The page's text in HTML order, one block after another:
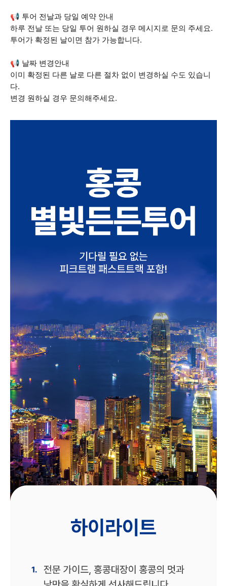
📢 투어 전날과 당일 예약 안내
하루 전날 또는 당일 투어 원하실 경우 메시지로 문의 주세요.
투어가 확정된 날이면 참가 가능합니다.
📢 날짜 변경안내
이미 확정된 다른 날로 다른 절차 없이 변경하실 수도 있습니
다.
변경 원하실 경우 문의해주세요.